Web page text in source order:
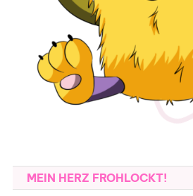
MEIN HERZ FROHLOCKT!